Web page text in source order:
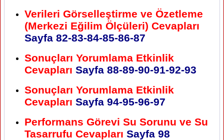
Verileri Görselleştirme ve Özetleme
(Merkezi Eğilim Ölçüleri) Cevapları
Sayfa 82-83-84-85-86-87
Sonuçları Yorumlama Etkinlik
Cevapları Sayfa 88-89-90-91-92-93
Sonuçları Yorumlama Etkinlik
Cevapları Sayfa 94-95-96-97
Performans Görevi Su Sorunu ve Su
Tasarrufu Cevapları Sayfa 98